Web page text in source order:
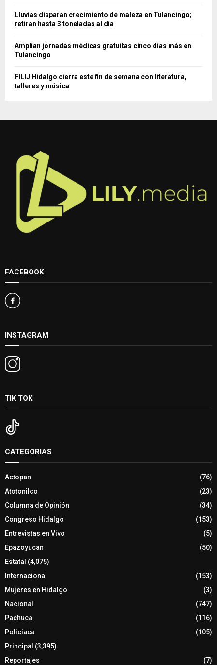
Lluvias disparan crecimiento de maleza en Tulancingo;
retiran hasta 3 toneladas al día
Amplían jornadas médicas gratuitas cinco días más en
Tulancingo
FILIJ Hidalgo cierra este fin de semana con literatura,
talleres y música
FACEBOOK
INSTAGRAM
TIK TOK
CATEGORIAS
Actopan
(76)
Atotonilco
(23)
Columna de Opinión
(34)
Congreso Hidalgo
(153)
Entrevistas en Vivo
(5)
Epazoyucan
(50)
Estatal (4,075)
Internacional
(153)
Mujeres en Hidalgo
(3)
Nacional
(747)
Pachuca
(116)
Policiaca
(105)
Principal (3,395)
Reportajes
(7)